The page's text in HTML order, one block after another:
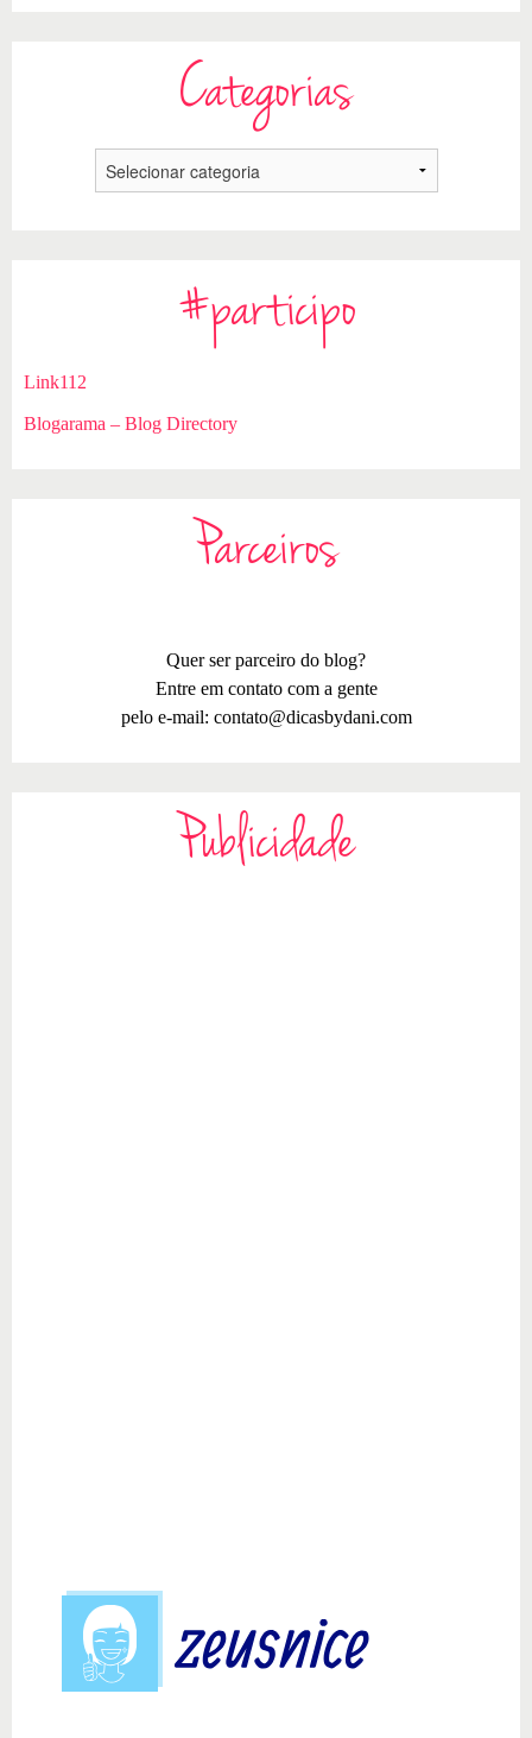
Categorias
#participo
Link112
Blogarama – Blog Directory
Parceiros
Quer ser parceiro do blog?
Entre em contato com a gente
pelo e-mail: contato@dicasbydani.com
Publicidade